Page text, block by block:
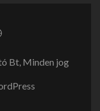
Bt, Minden jog